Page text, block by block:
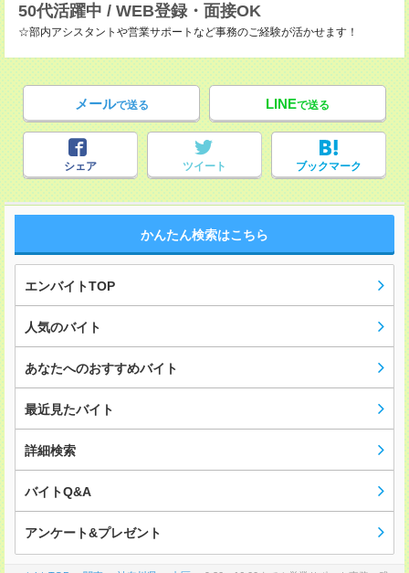
50代活躍中 / WEB登録・面接OK
☆部内アシスタントや営業サポートなど事務のご経験が活かせます！
メールで送る LINEで送る
シェア ツイート ブックマーク
かんたん検索はこちら
エンバイトTOP
人気のバイト
あなたへのおすすめバイト
最近見たバイト
詳細検索
バイトQ&A
アンケート&プレゼント